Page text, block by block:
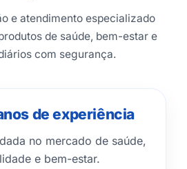
e atendimento especializado
de saúde, bem-estar e
com segurança.
de experiência
no mercado de saúde,
e bem-estar.